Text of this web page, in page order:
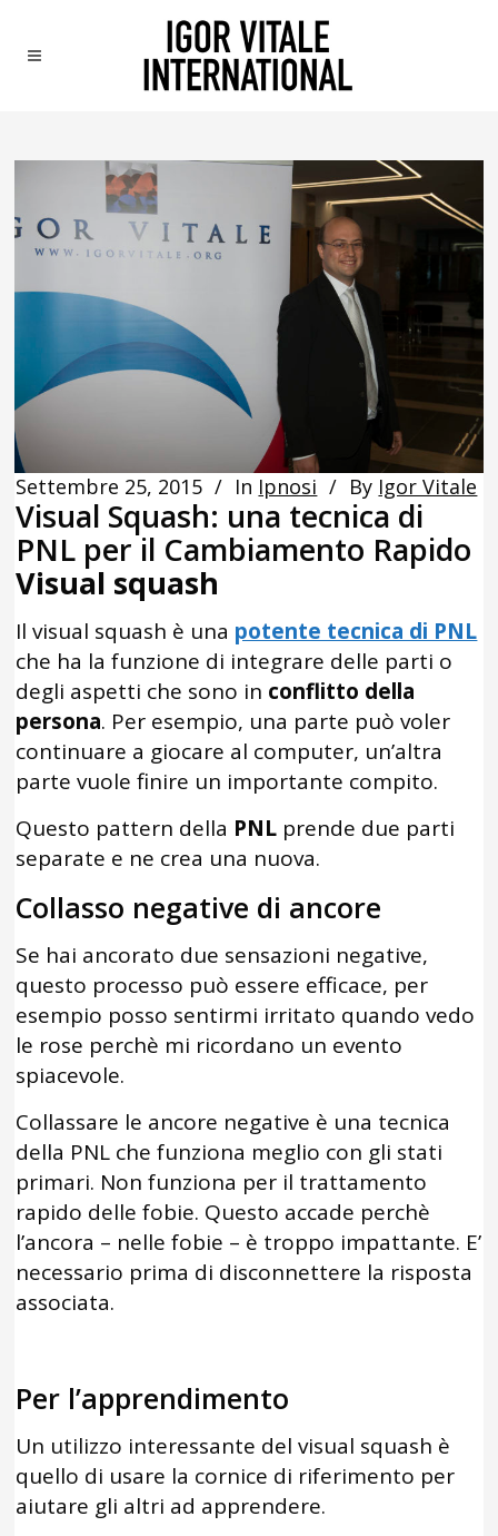
Settembre 25, 2015 In Ipnosi By Igor Vitale
Visual Squash: una tecnica di
PNL per il Cambiamento Rapido
Visual squash
Il visual squash è una potente tecnica di PNL
che ha la funzione di integrare delle parti o
degli aspetti che sono in conflitto della
persona. Per esempio, una parte può voler
continuare a giocare al computer, un’altra
parte vuole finire un importante compito.
Questo pattern della PNL prende due parti
separate e ne crea una nuova.
Collasso negative di ancore
Se hai ancorato due sensazioni negative,
questo processo può essere efficace, per
esempio posso sentirmi irritato quando vedo
le rose perchè mi ricordano un evento
spiacevole.
Collassare le ancore negative è una tecnica
della PNL che funziona meglio con gli stati
primari. Non funziona per il trattamento
rapido delle fobie. Questo accade perchè
l’ancora – nelle fobie – è troppo impattante. E’
necessario prima di disconnettere la risposta
associata.
Per l’apprendimento
Un utilizzo interessante del visual squash è
quello di usare la cornice di riferimento per
aiutare gli altri ad apprendere.